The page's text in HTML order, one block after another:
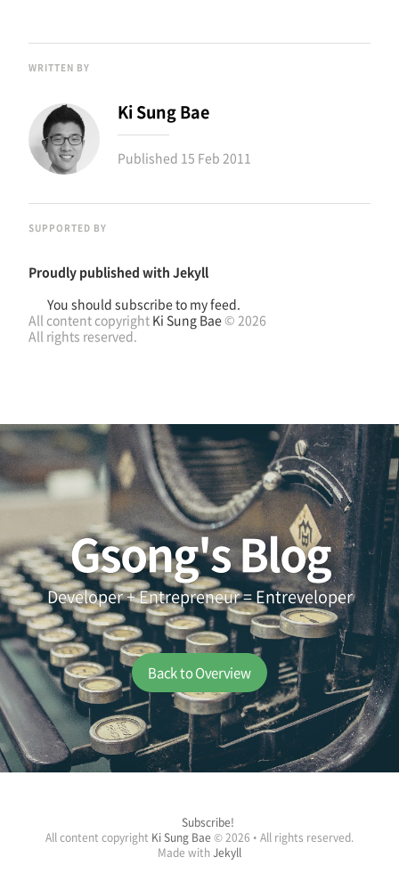
WRITTEN BY
Ki Sung Bae
Published 15 Feb 2011
SUPPORTED BY
Proudly published with Jekyll
You should subscribe to my feed.
All content copyright Ki Sung Bae© 2026
All rights reserved.
Gsong's Blog
Developer + Entrepreneur = Entreveloper
Back to Overview
Subscribe!
All content copyright Ki Sung Bae © 2026 • All rights reserved.
Made withJekyll